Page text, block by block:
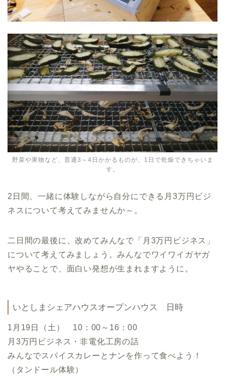
野菜や果物など、普通3～4日かかるものが、1日で乾燥できちゃいま
す。
2日間、一緒に体験しながら自分にできる月3万円ビジ
ネスについて考えてみませんか～。
二日間の最後に、改めてみんなで「月3万円ビジネス」
について考えてみましょう。みんなでワイワイガヤガ
ヤやることで、面白い発想が生まれますように。
いとしまシェアハウスオープンハウス 日時
1月19日（土） 10：00～16：00
月3万円ビジネス・非電化工房の話
みんなでスパイスカレーとナンを作って食べよう！
（タンドール体験）